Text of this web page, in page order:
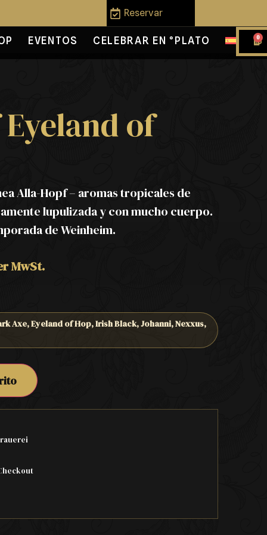
Reservar
EVENTOS CELEBRAR EN °PLATO 0
of
Alla-Hopf – aromas tropicales de
lupulizada y con mucho cuerpo.
de Weinheim.
MwSt.
Axe, Eyeland of Hop, Irish Black, Johanni, Nexxus,